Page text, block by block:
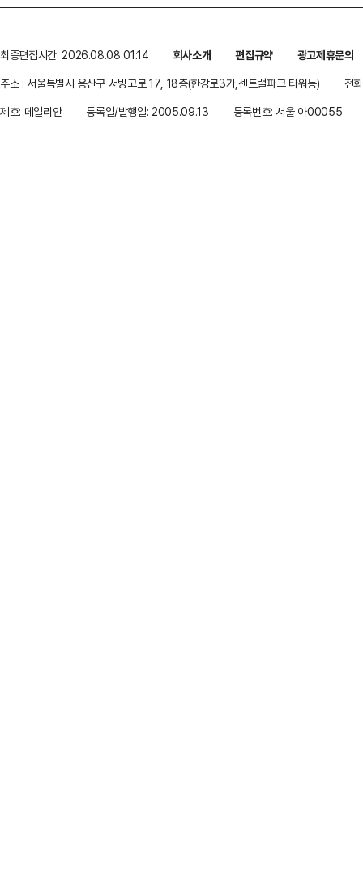
최종편집시간: 2026.08.08 01:14 회사소개 편집규약
광고제휴문의
주소 : 서울특별시 용산구 서빙고로 17, 18층(한강로3가,센트럴파크 타워동)
전
제호: 데일리안
등록일/발행일: 2005.09.13 등록번호: 서울 아00055